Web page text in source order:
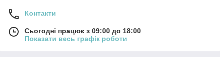
Нитка гладенька, без домішок акрилу, не має
ворсу, що мінімізує кашлатання. Полотно виходить
Контакти
Сьогодні працює з 09:00 до 18:00
Показати весь графік роботи